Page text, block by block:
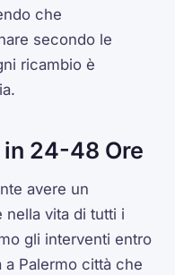
che
secondo le
ricambio è
24-48 Ore
avere un
vita di tutti i
gli interventi entro
Palermo città che